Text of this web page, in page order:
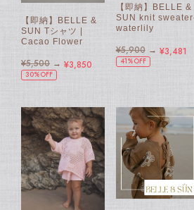
【即納】BELLE &
SUN Tシャツ |
Cacao Flower
¥5,500 → ¥3,850
30%OFF
【即納】BELLE &
SUN knit
waterlily
¥5,900→ ¥3,481
41%OFF